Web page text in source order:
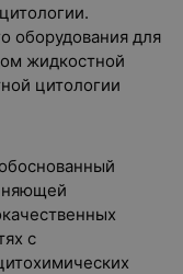
оборудования для
жидкостной
цитологии
с